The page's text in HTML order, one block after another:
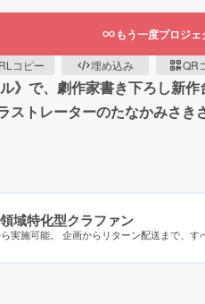
もう一度プロジ
コピー 埋め込み QR
》で、劇作家書き下ろし新
トレーターのたなかみさ
域特化型クラファン
実施可能。 企画からリターン配送まで、す